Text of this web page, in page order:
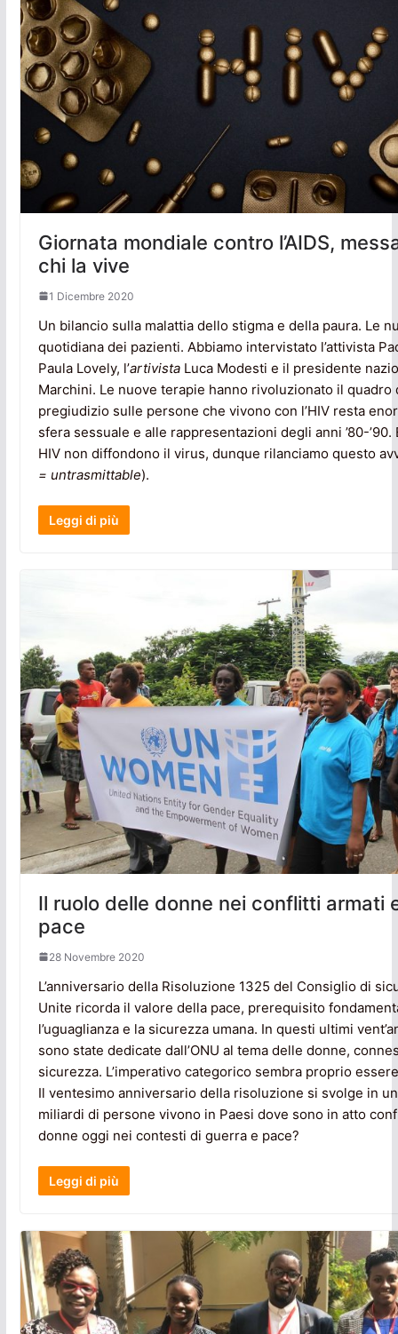
Giornata mondiale contro l’AIDS,
chi la vive
1 Dicembre 2020
Un bilancio sulla malattia dello stigma e della paura. Le
quotidiana dei pazienti. Abbiamo intervistato l’attivista
Paula Lovely, l’artivistaLuca Modesti e il presidente
Marchini. Le nuove terapie hanno rivoluzionato il quadro
pregiudizio sulle persone che vivono con l’HIV resta
sfera sessuale e alle rappresentazioni degli anni ’80-
HIV non diffondono il virus, dunque rilanciamo questo
= untrasmittable).
Leggi di più
Il ruolo delle donne nei conflitti armati
pace
28 Novembre 2020
L’anniversario della Risoluzione 1325 del Consiglio di
Unite ricorda il valore della pace, prerequisito
l’uguaglianza e la sicurezza umana. In questi ultimi
sono state dedicate dall’ONU al tema delle donne,
sicurezza. L’imperativo categorico sembra proprio
Il ventesimo anniversario della risoluzione si svolge in
miliardi di persone vivono in Paesi dove sono in atto
donne oggi nei contesti di guerra e pace?
Leggi di più